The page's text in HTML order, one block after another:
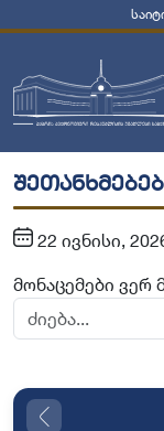
22 ივნისი,
მონაცემები ვერ